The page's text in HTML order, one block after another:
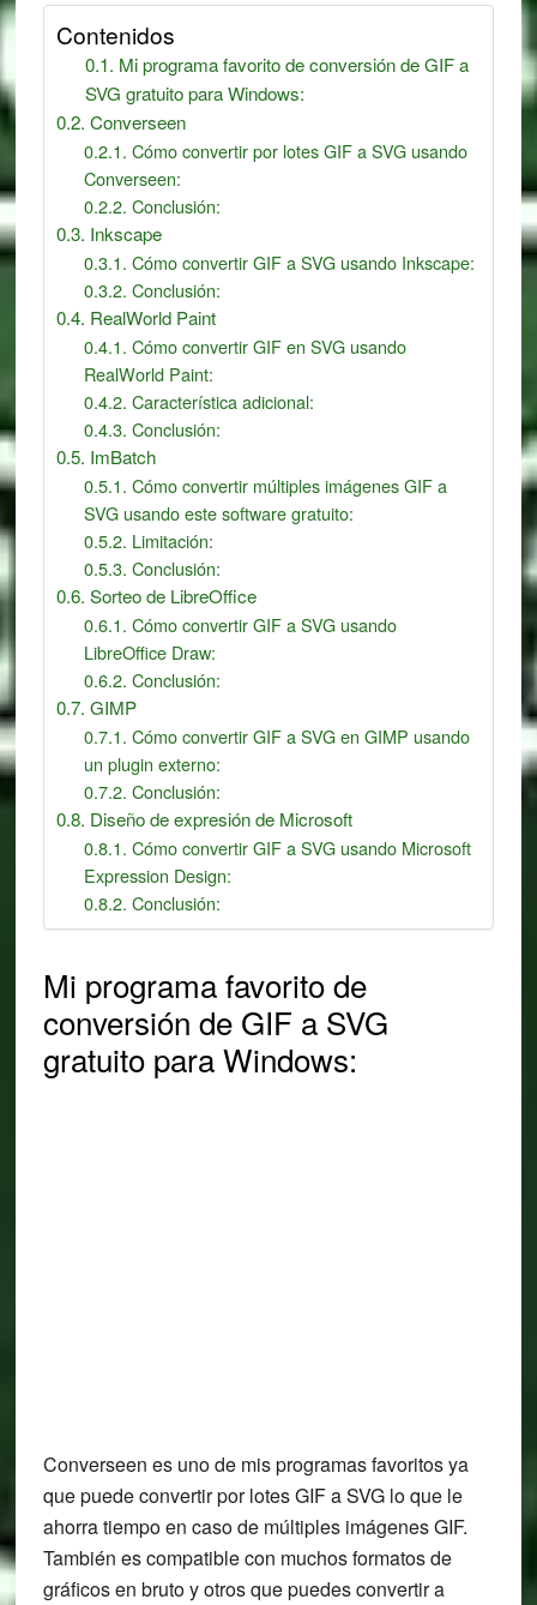
Contenidos
Mi programa favorito de conversión de GIF a
SVG gratuito para Windows:
Converseen
Cómo convertir por lotes GIF a SVG usando
Converseen:
Conclusión:
Inkscape
Cómo convertir GIF a SVG usando Inkscape:
Conclusión:
RealWorld Paint
Cómo convertir GIF en SVG usando
RealWorld Paint:
Característica adicional:
Conclusión:
ImBatch
Cómo convertir múltiples imágenes GIF a
SVG usando este software gratuito:
Limitación:
Conclusión:
Sorteo de LibreOffice
Cómo convertir GIF a SVG usando
LibreOffice Draw:
Conclusión:
GIMP
Cómo convertir GIF a SVG en GIMP usando
un plugin externo:
Conclusión:
Diseño de expresión de Microsoft
Cómo convertir GIF a SVG usando Microsoft
Expression Design:
Conclusión:
Mi programa favorito de
conversión de GIF a SVG
gratuito para Windows:
Converseen es uno de mis programas favoritos ya
que puede convertir por lotes GIF a SVG lo que le
ahorra tiempo en caso de múltiples imágenes GIF.
También es compatible con muchos formatos de
gráficos en bruto y otros que puedes convertir a